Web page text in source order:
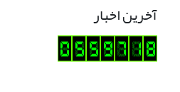
آخرین اخبار